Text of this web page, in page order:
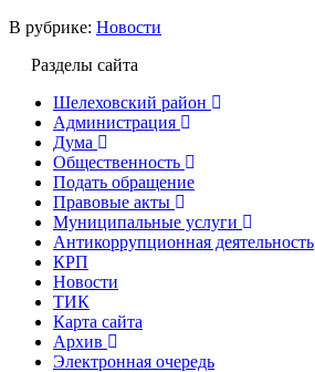
В рубрике: Новости
Разделы сайта
Шелеховский район
Администрация
Дума
Общественность
Подать обращение
Правовые акты
Муниципальные услуги
Антикоррупционная деятельность
КРП
Новости
ТИК
Карта сайта
Архив
Электронная очередь